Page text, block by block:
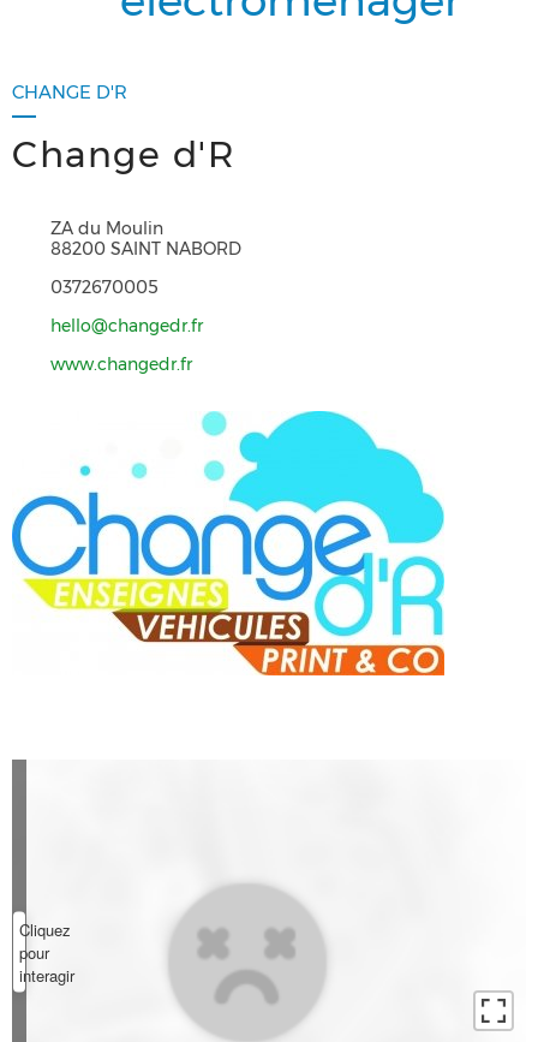
CHANGE D'R
Change d'R
ZA du Moulin
88200 SAINT NABORD
0372670005
hello@changedr.fr
www.changedr.fr
Cliquez
pour
interagir